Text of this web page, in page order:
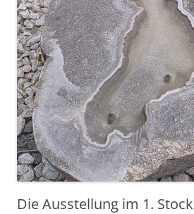
Die Ausstellung im 1.